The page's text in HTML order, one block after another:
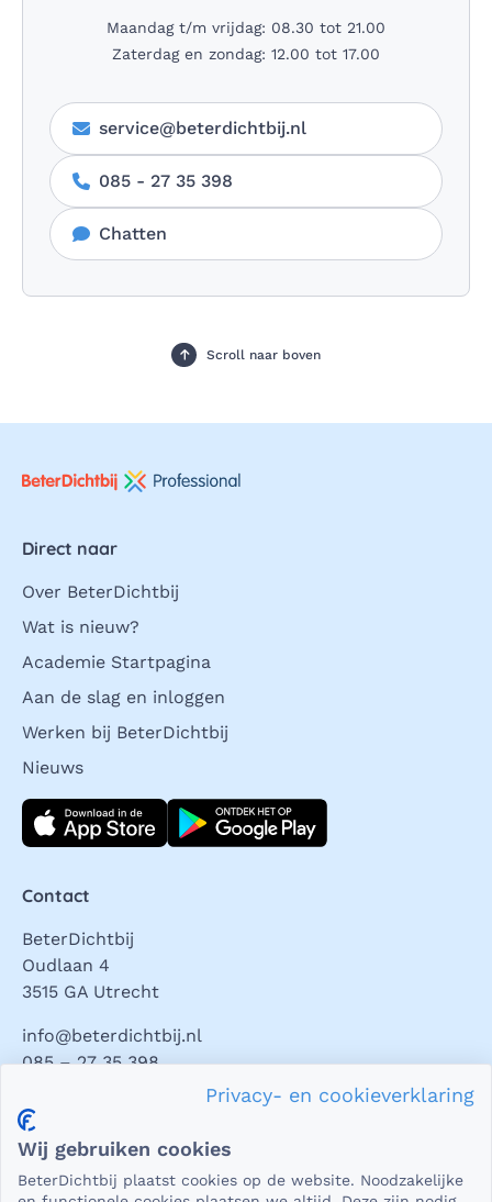
Maandag t/m vrijdag: 08.30 tot 21.00
Zaterdag en zondag: 12.00 tot 17.00
service@beterdichtbij.nl
085 - 27 35 398
Chatten
Scroll naar boven
Direct naar
Over BeterDichtbij
Wat is nieuw?
Academie Startpagina
Aan de slag en inloggen
Werken bij BeterDichtbij
Nieuws
Download direct
Contact
BeterDichtbij
Oudlaan 4
3515 GA Utrecht
info@beterdichtbij.nl
085 – 27 35 398
Privacy en veiligheid
essentieel dat die beveiligd worden uitgewisseld. En dat
Privacy- en cookieverklaring
Wij gebruiken cookies
BeterDichtbij plaatst cookies op de website. Noodzakelijke